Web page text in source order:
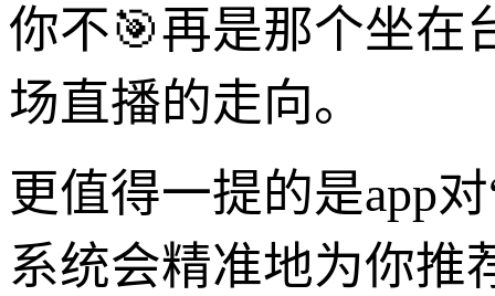
你不🎯再是那个坐在
场直播的走向。
更值得一提的是app
系统会精准地为你推